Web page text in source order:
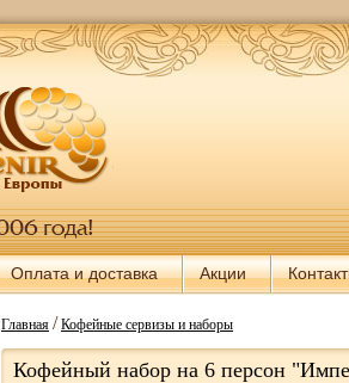
Оплата и доставка Акции
Главная/Кофейные сервизы и наборы
Кофейный набор на 6 персон